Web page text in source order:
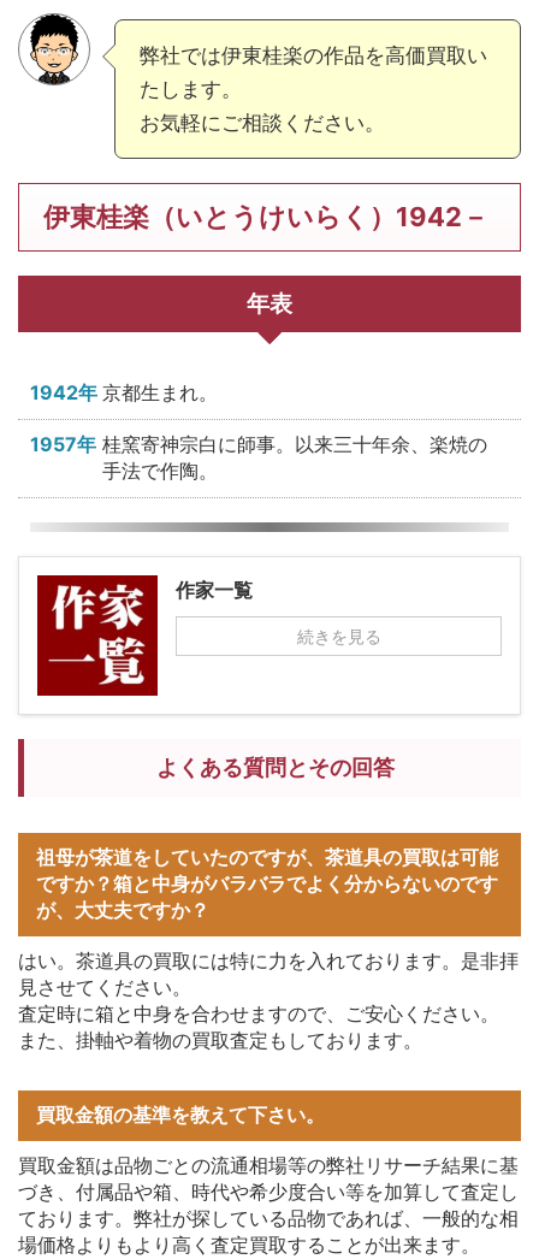
弊社では伊東桂楽の作品を高価買取い
たします。
お気軽にご相談ください。
伊東桂楽（いとうけいらく）1942－
年表
1942年 京都生まれ。
1957年 桂窯寄神宗白に師事。以来三十年余、楽焼の
手法で作陶。
作家一覧
続きを見る
よくある質問とその回答
祖母が茶道をしていたのですが、茶道具の買取は可能
ですか？箱と中身がバラバラでよく分からないのです
が、大丈夫ですか？
はい。茶道具の買取には特に力を入れております。是非拝
見させてください。
査定時に箱と中身を合わせますので、ご安心ください。
また、掛軸や着物の買取査定もしております。
買取金額の基準を教えて下さい。
買取金額は品物ごとの流通相場等の弊社リサーチ結果に基
づき、付属品や箱、時代や希少度合い等を加算して査定し
ております。弊社が探している品物であれば、一般的な相
場価格よりもより高く査定買取することが出来ます。